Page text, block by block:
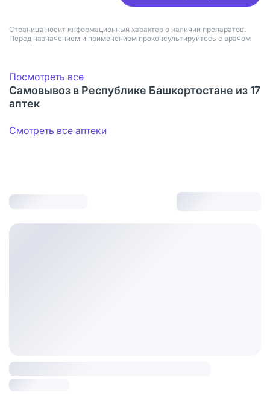
Страница носит информационный характер о наличии препаратов.
Перед назначением и применением проконсультируйтесь с врачом
Посмотреть все
Самовывоз в Республике Башкортостане из 17
аптек
Смотреть все аптеки